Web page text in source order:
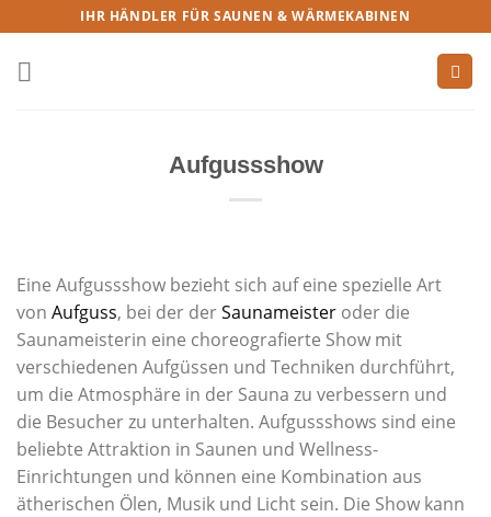
IHR HÄNDLER FÜR SAUNEN & WÄRMEKABINEN
Aufgussshow
Eine Aufgussshow bezieht sich auf eine spezielle Art
von Aufguss, bei der derSaunameister oder die
Saunameisterin eine choreografierte Show mit
verschiedenen Aufgüssen und Techniken durchführt,
um die Atmosphäre in der Sauna zu verbessern und
die Besucher zu unterhalten. Aufgussshows sind eine
beliebte Attraktion in Saunen und Wellness-
Einrichtungen und können eine Kombination aus
ätherischen Ölen, Musik und Licht sein. Die Show kann